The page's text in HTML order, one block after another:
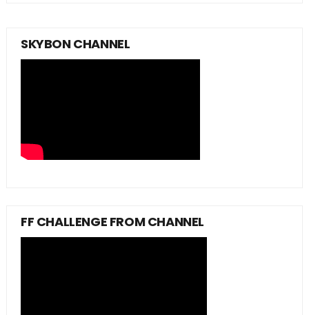
SKYBON CHANNEL
FF CHALLENGE FROM CHANNEL